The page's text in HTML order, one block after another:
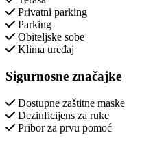
Privatni parking
Parking
Obiteljske sobe
Klima uređaj
Sigurnosne značajke
Dostupne zaštitne maske
Dezinficijens za ruke
Pribor za prvu pomoć